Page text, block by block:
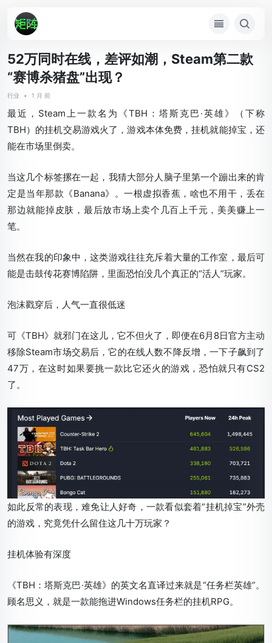
52万同时在线，差评如潮，Steam第二款
“赛博杀猪盘”出现？
行业 • 1 月 前
最近，Steam上一款名为《TBH：塔斯克巴·英雄》（下称
TBH）的挂机交易游戏火了，游戏本体免费，挂机就能掉宝，还
能在市场里倒卖。
当这几个标签摞在一起，我猜大部分人脑子里第一个蹦出来的肯
定是当年那款《Banana》。一根虚拟香蕉，啥也不用干，丢在
那边就能掉皮肤，最后放市场上卖个几百上千元，美美赚上一
笔。
当然在我的印象中，这类游戏往往充斥着大量的工作室，最后可
能是击鼓传花赛博陷阱，里面恐怕没几个真正的“活人”玩家。
泡沫戳穿后，人气一直很低迷
可《TBH》就邪门在这儿，它不但火了，即便在6月8日官方主动
移除Steam市场交易后，它的在线人数不降反增，一下子飙到了
47万，在这时如果要挑一款比它还火的游戏，恐怕就只有CS2
了。
如此反常的表现，难免让人好奇，一款看似套着“挂机掉宝”外壳
的游戏，究竟凭什么留住这几十万玩家？
挂机体验有深度
《TBH：塔斯克巴·英雄》的英文名直译过来就是“任务栏英雄”。
顾名思义，就是一款能拖进Windows任务栏的挂机RPG。